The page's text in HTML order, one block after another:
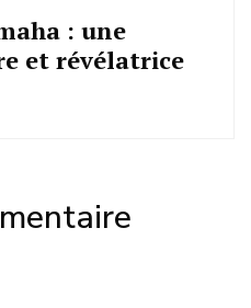
: une
et révélatrice